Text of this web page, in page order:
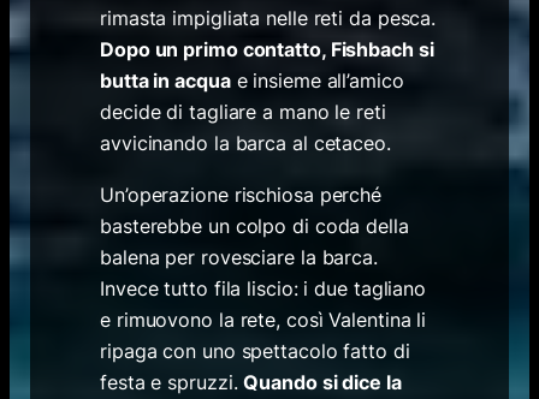
rimasta impigliata nelle reti da pesca.
Dopo un primo contatto, Fishbach si
butta in acquae insieme all’amico
decide di tagliare a mano le reti
avvicinando la barca al cetaceo.
Un’operazione rischiosa perché
basterebbe un colpo di coda della
balena per rovesciare la barca.
Invece tutto fila liscio: i due tagliano
e rimuovono la rete, così Valentina li
ripaga con uno spettacolo fatto di
festa e spruzzi.Quando si dice la